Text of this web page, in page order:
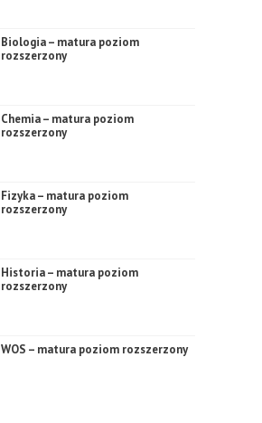
Biologia – matura poziom
rozszerzony
Chemia – matura poziom
rozszerzony
Fizyka – matura poziom
rozszerzony
Historia – matura poziom
rozszerzony
WOS – matura poziom rozszerzony